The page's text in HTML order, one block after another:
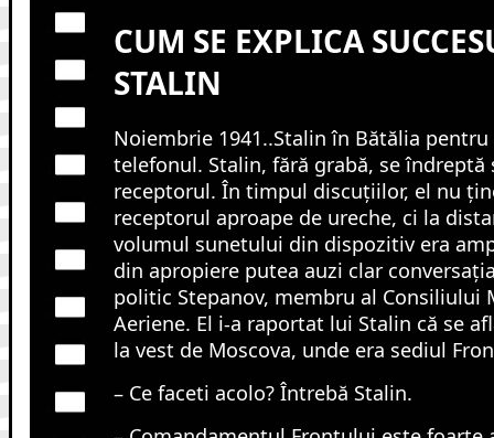
CUM SE EXPLICA
STALIN
Noiembrie 1941..Stalin în Bătălia
telefonul. Stalin, fără grabă, se îndreptă
receptorul. În timpul discuțiilor, el nu
receptorul aproape de ureche, ci la
volumul sunetului din dispozitiv era
din apropiere putea auzi clar
politic Stepanov, membru al Consiliului
Aeriene. El i-a raportat lui Stalin că se
la vest de Moscova, unde era sediul
– Ce faceti acolo? Întrebă Stalin.